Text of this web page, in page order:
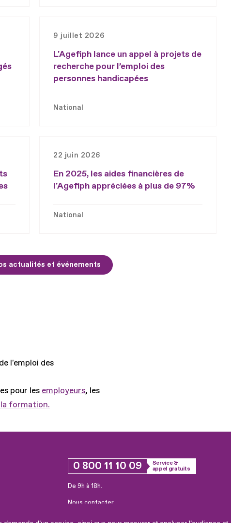
9 juillet 2026
L'Agefiph lance un appel à projets de
recherche pour l’emploi des
personnes handicapées
National
22 juin 2026
En 2025, les aides financières de
l'Agefiph appréciées à plus de 97%
National
actualités et événements
l'emploi des
pour les employeurs, les
formation.
0 800 11 10 09
Service &
appel gratuits
De 9h à 18h.
Nous contacter